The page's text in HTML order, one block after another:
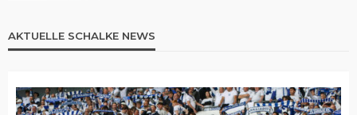
AKTUELLE SCHALKE NEWS